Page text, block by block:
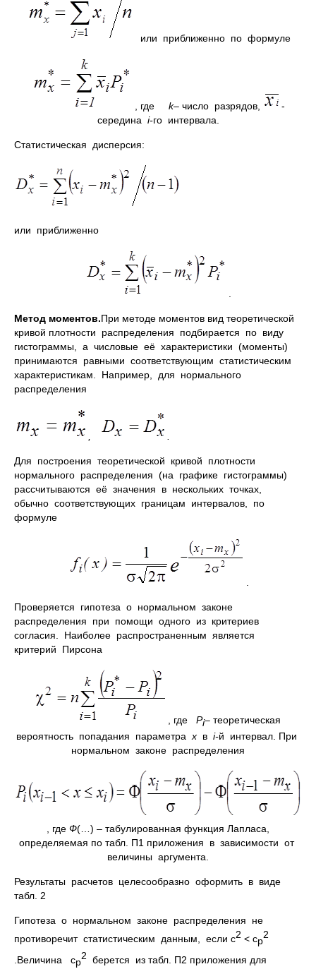
или приближенно по формуле
, где k– число разрядов,
-
середина i-го интервала.
Статистическая дисперсия:
или приближенно
Метод моментов.При методе моментов вид теоретической
кривой плотности распределения подбирается по виду
гистограммы, а числовые её характеристики (моменты)
принимаются равными соответствующим статистическим
характеристикам. Например, для нормального
распределения
Для построения теоретической кривой плотности
нормального распределения (на графике гистограммы)
рассчитываются её значения в нескольких точках,
обычно соответствующих границам интервалов, по
формуле
Проверяется гипотеза о нормальном законе
распределения при помощи одного из критериев
согласия. Наиболее распространенным является
критерий Пирсона
, где Pi– теоретическая
вероятность попадания параметраx в i-й интервал. При
нормальном законе распределения
, где Ф(…) – табулированная функция Лапласа,
определяемая по табл. П1 приложения в зависимости от
величины аргумента.
Результаты расчетов целесообразно оформить в виде
табл. 2
Гипотеза о нормальном законе распределения не
противоречит статистическим данным, если c2 < cp
2
.Величина cp
2 берется из табл. П2 приложения для